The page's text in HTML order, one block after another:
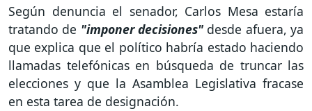
Según denuncia el senador, Carlos Mesa estaría
tratando de "imponer decisiones" desde afuera, ya
que explica que el político habría estado haciendo
llamadas telefónicas en búsqueda de truncar las
elecciones y que la Asamblea Legislativa fracase
en esta tarea de designación.